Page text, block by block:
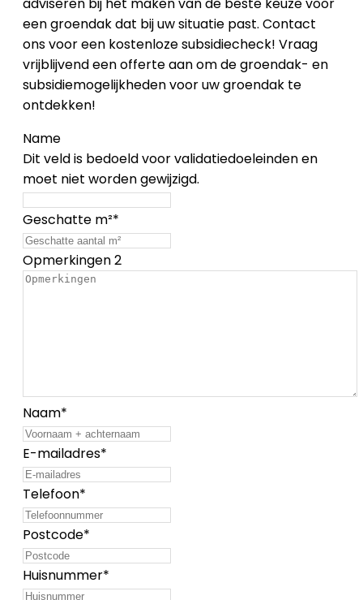
een groendak dat bij uw situatie past. Contact
ons voor een kostenloze subsidiecheck! Vraag
vrijblijvend een offerte aan om de groendak- en
subsidiemogelijkheden voor uw groendak te
ontdekken!
Name
Dit veld is bedoeld voor validatiedoeleinden en
moet niet worden gewijzigd.
Geschatte m²*
Opmerkingen 2
Naam*
E-mailadres*
Telefoon*
Postcode*
Huisnummer*